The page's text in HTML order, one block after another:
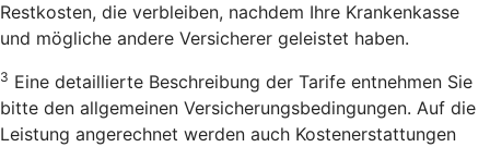
Restkosten, die verbleiben, nachdem Ihre Krankenkasse
und mögliche andere Versicherer geleistet haben.
3 Eine detaillierte Beschreibung der Tarife entnehmen Sie
bitte den allgemeinen Versicherungsbedingungen. Auf die
Leistung angerechnet werden auch Kostenerstattungen